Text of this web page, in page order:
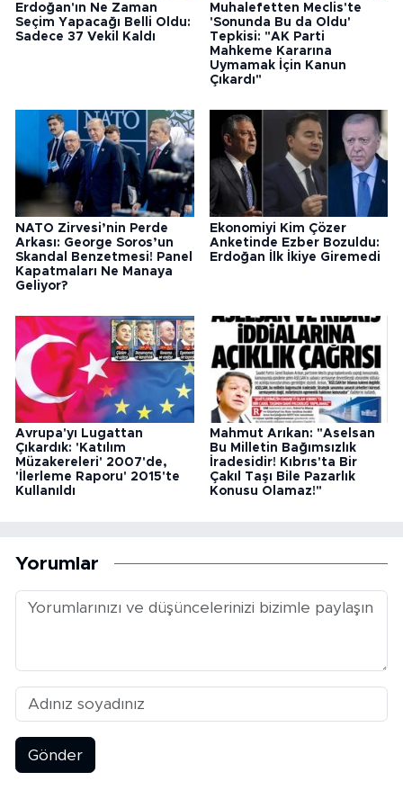
Erdoğan'ın Ne Zaman
Seçim Yapacağı Belli Oldu:
Sadece 37 Vekil Kaldı
Muhalefetten Meclis'te
'Sonunda Bu da Oldu'
Tepkisi: "AK Parti
Mahkeme Kararına
Uymamak İçin Kanun
Çıkardı"
NATO Zirvesi’nin Perde
Arkası: George Soros’un
Skandal Benzetmesi! Panel
Kapatmaları Ne Manaya
Geliyor?
Ekonomiyi Kim Çözer
Anketinde Ezber Bozuldu:
Erdoğan İlk İkiye Giremedi
Avrupa'yı Lugattan
Çıkardık: 'Katılım
Müzakereleri' 2007'de,
'İlerleme Raporu' 2015'te
Kullanıldı
Mahmut Arıkan: "Aselsan
Bu Milletin Bağımsızlık
İradesidir! Kıbrıs'ta Bir
Çakıl Taşı Bile Pazarlık
Konusu Olamaz!"
Yorumlar
Gönder